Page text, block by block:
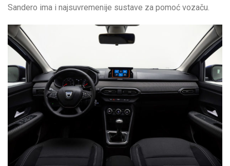
Sandero ima i najsuvremenije sustave za pomoć vozaču.